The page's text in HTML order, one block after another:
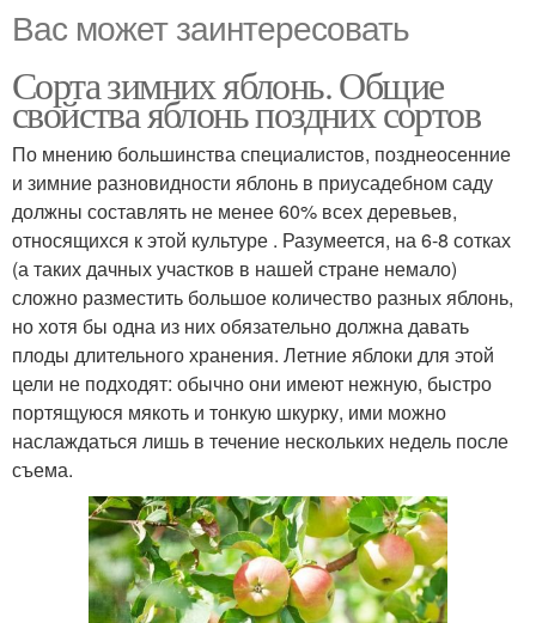
Вас может заинтересовать
Сорта зимних яблонь. Общие
свойства яблонь поздних сортов
По мнению большинства специалистов, позднеосенние
и зимние разновидности яблонь в приусадебном саду
должны составлять не менее 60% всех деревьев,
относящихся к этой культуре . Разумеется, на 6-8 сотках
(а таких дачных участков в нашей стране немало)
сложно разместить большое количество разных яблонь,
но хотя бы одна из них обязательно должна давать
плоды длительного хранения. Летние яблоки для этой
цели не подходят: обычно они имеют нежную, быстро
портящуюся мякоть и тонкую шкурку, ими можно
наслаждаться лишь в течение нескольких недель после
съема.